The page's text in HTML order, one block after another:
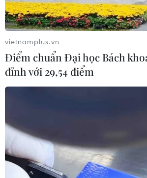
#luật điện ảnh #vi kiến thành
#đường lưỡi bò
#Người tuyết bé nhỏ
Theo dõi VietnamPlus
vietnamplus.vn
Điểm chuẩn Đại học Bách
đỉnh với 29,54 điểm